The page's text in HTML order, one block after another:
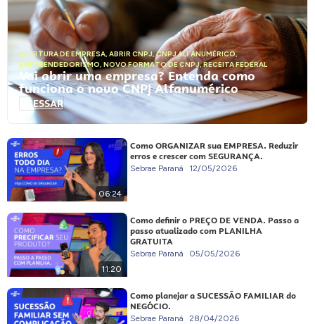
ABERTURA DE EMPRESA, ABRIR CNPJ,CNPJ ALFANUMÉRICO,
EMPREENDEDORISMO, NOVO FORMATO DE CNPJ,RECEITA FEDERAL
Vai abrir uma empresa? Entenda como
funciona o novo CNPJ Alfanumérico
ACESSAR
06:24
Como ORGANIZAR sua EMPRESA. Reduzir
erros e crescer com SEGURANÇA.
Sebrae Paraná 12/05/2026
11:20
Como definir o PREÇO DE VENDA. Passo a
passo atualizado com PLANILHA
GRATUITA
Sebrae Paraná 05/05/2026
Como planejar a SUCESSÃO FAMILIAR do
NEGÓCIO.
Sebrae Paraná 28/04/2026